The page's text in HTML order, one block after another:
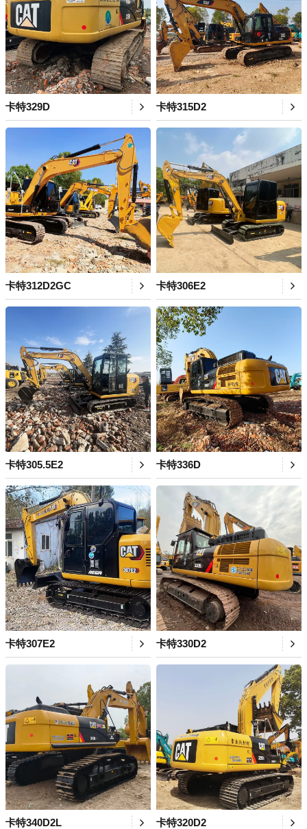
卡特329D 卡特315D2
卡特312D2GC 卡特306E2
卡特305.5E2 卡特336D
卡特307E2 卡特330D2
卡特340D2L 卡特320D2